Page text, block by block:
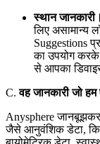
स्थान जानकारी।
लिए असामान्य
Suggestions
का उपयोग करके
से आपका
C.वह जानकारी जो
Anysphere जानबूझकर
जैसे आनुवंशिक डेटा,